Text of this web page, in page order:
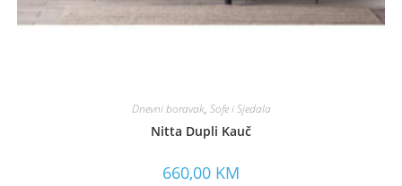
Dnevni boravak, Sofe i Sjedala
Nitta Dupli Kauč
660,00 KM